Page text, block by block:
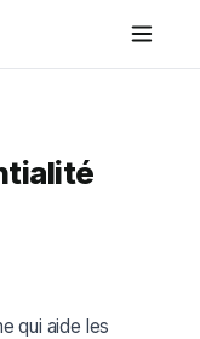
qui aide les